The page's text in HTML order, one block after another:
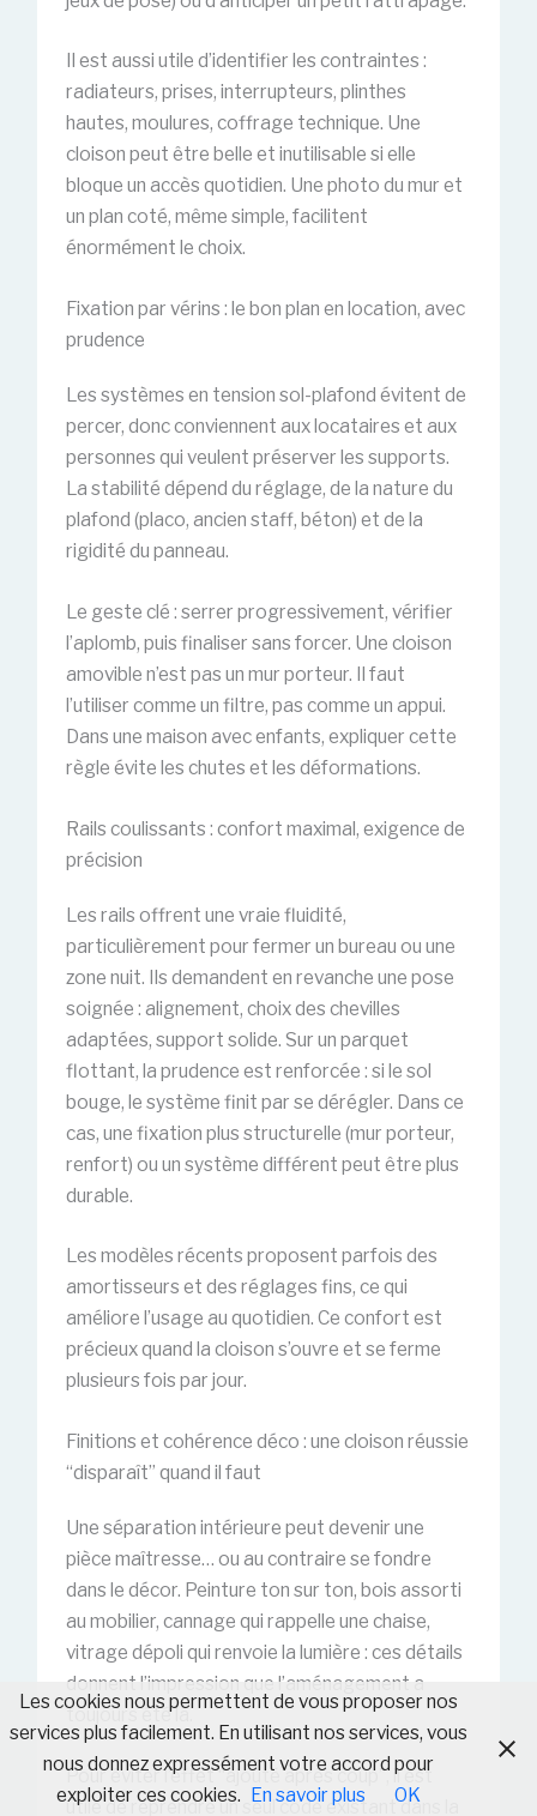
Il est aussi utile d’identifier les contraintes :
radiateurs, prises, interrupteurs, plinthes
hautes, moulures, coffrage technique. Une
cloison peut être belle et inutilisable si elle
bloque un accès quotidien. Une photo du mur et
un plan coté, même simple, facilitent
énormément le choix.
Fixation par vérins : le bon plan en location, avec
prudence
Les systèmes en tension sol-plafond évitent de
percer, donc conviennent aux locataires et aux
personnes qui veulent préserver les supports.
La stabilité dépend du réglage, de la nature du
plafond (placo, ancien staff, béton) et de la
rigidité du panneau.
Le geste clé : serrer progressivement, vérifier
l’aplomb, puis finaliser sans forcer. Une cloison
amovible n’est pas un mur porteur. Il faut
l’utiliser comme un filtre, pas comme un appui.
Dans une maison avec enfants, expliquer cette
règle évite les chutes et les déformations.
Rails coulissants : confort maximal, exigence de
précision
Les rails offrent une vraie fluidité,
particulièrement pour fermer un bureau ou une
zone nuit. Ils demandent en revanche une pose
soignée : alignement, choix des chevilles
adaptées, support solide. Sur un parquet
flottant, la prudence est renforcée : si le sol
bouge, le système finit par se dérégler. Dans ce
cas, une fixation plus structurelle (mur porteur,
renfort) ou un système différent peut être plus
durable.
Les modèles récents proposent parfois des
amortisseurs et des réglages fins, ce qui
améliore l’usage au quotidien. Ce confort est
précieux quand la cloison s’ouvre et se ferme
plusieurs fois par jour.
Finitions et cohérence déco : une cloison réussie
“disparaît” quand il faut
Une séparation intérieure peut devenir une
pièce maîtresse… ou au contraire se fondre
dans le décor. Peinture ton sur ton, bois assorti
au mobilier, cannage qui rappelle une chaise,
vitrage dépoli qui renvoie la lumière : ces détails
donnent l’impression que l’aménagement a
toujours été là.
Pour éviter l’effet “ajouté après coup”, il est
utile de reprendre un seul code existant dans la
Les cookies nous permettent de vous proposer nos
services plus facilement. En utilisant nos services, vous
nous donnez expressément votre accord pour
exploiter ces cookies. En savoir plus OK